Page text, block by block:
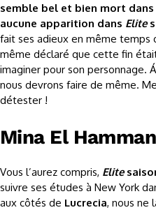
semble bel et bien mort
aucune apparition dans Elite
fait ses adieux en même temps
même déclaré que cette fin
imaginer pour son personnage.
nous devrons faire de même.
détester !
Mina El
Vous l’aurez compris, Elite
suivre ses études à New York
aux côtés de Lucrecia, nous ne